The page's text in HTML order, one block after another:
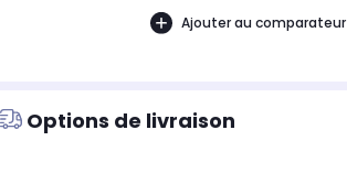
Ajouter au comparateur
Options de livraison